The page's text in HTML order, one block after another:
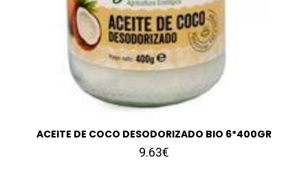
ACEITE DE COCO DESODORIZADO BIO 6*400GR
9.63€